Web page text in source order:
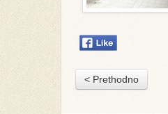
< Prethodno